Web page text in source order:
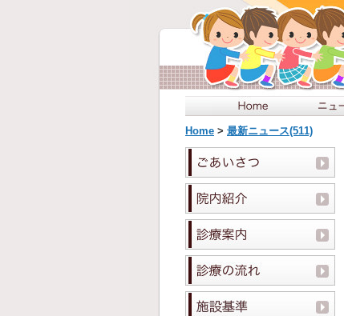
Home > 最新ニュース(511)